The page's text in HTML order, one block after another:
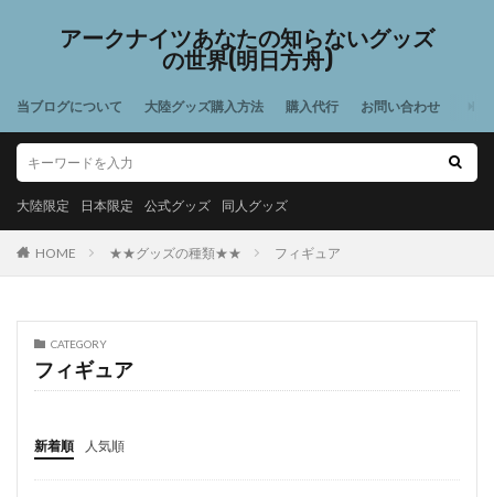
アークナイツあなたの知らないグッズ
の世界(明日方舟)
当ブログについて 大陸グッズ購入方法 購入代行 お問い合わせ
大陸限定 日本限定 公式グッズ 同人グッズ
HOME ★★グッズの種類★★ フィギュア
CATEGORY
フィギュア
新着順 人気順